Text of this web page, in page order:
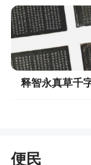
释智永真草千
便民